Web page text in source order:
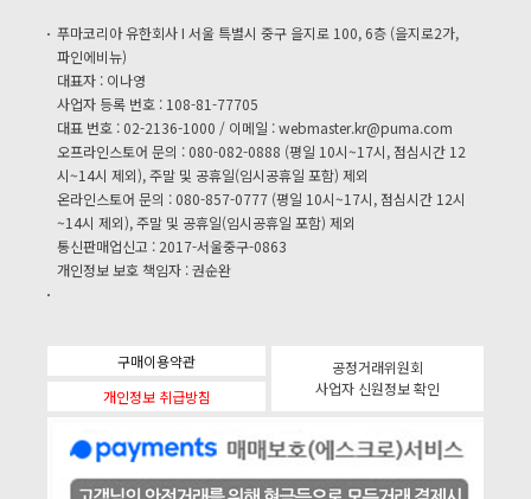
푸마코리아 유한회사 I 서울 특별시 중구 을지로 100, 6층 (을지로2가,
파인에비뉴)
대표자 : 이나영
사업자 등록 번호 : 108-81-77705
대표 번호 : 02-2136-1000 / 이메일 :webmaster.kr@puma.com
오프라인스토어 문의 : 080-082-0888 (평일 10시~17시, 점심시간 12
시~14시 제외), 주말 및 공휴일(임시공휴일 포함) 제외
온라인스토어 문의 : 080-857-0777 (평일 10시~17시, 점심시간 12시
~14시 제외), 주말 및 공휴일(임시공휴일 포함) 제외
통신판매업신고 : 2017-서울중구-0863
개인정보 보호 책임자 : 권순완
구매이용약관
개인정보 취급방침
공정거래위원회
사업자 신원정보 확인